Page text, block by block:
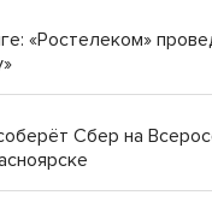
«Ростелеком»
Сбер на